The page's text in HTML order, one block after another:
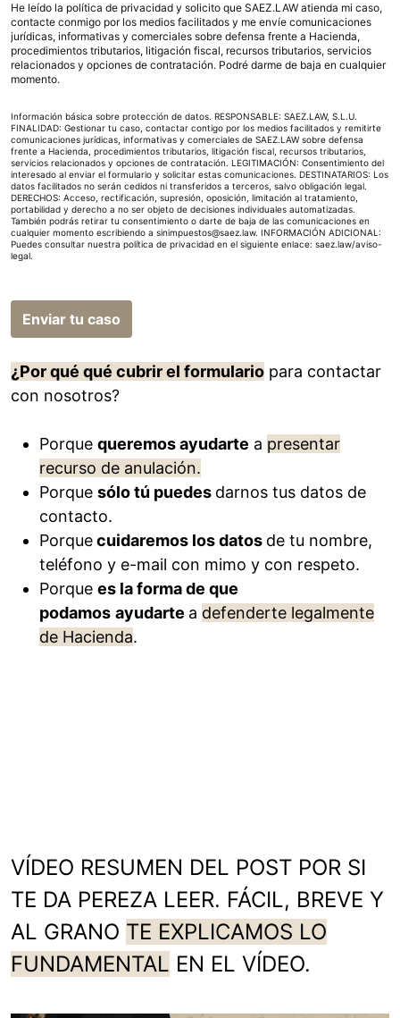
He leído la política de privacidad y solicito que SAEZ.LAW atienda mi caso,
contacte conmigo por los medios facilitados y me envíe comunicaciones
jurídicas, informativas y comerciales sobre defensa frente a Hacienda,
procedimientos tributarios, litigación fiscal, recursos tributarios, servicios
relacionados y opciones de contratación. Podré darme de baja en cualquier
momento.
Información básica sobre protección de datos. RESPONSABLE: SAEZ.LAW, S.L.U.
FINALIDAD: Gestionar tu caso, contactar contigo por los medios facilitados y remitirte
comunicaciones jurídicas, informativas y comerciales de SAEZ.LAW sobre defensa
frente a Hacienda, procedimientos tributarios, litigación fiscal, recursos tributarios,
servicios relacionados y opciones de contratación. LEGITIMACIÓN: Consentimiento del
interesado al enviar el formulario y solicitar estas comunicaciones. DESTINATARIOS: Los
datos facilitados no serán cedidos ni transferidos a terceros, salvo obligación legal.
DERECHOS: Acceso, rectificación, supresión, oposición, limitación al tratamiento,
portabilidad y derecho a no ser objeto de decisiones individuales automatizadas.
También podrás retirar tu consentimiento o darte de baja de las comunicaciones en
cualquier momento escribiendo a sinimpuestos@saez.law. INFORMACIÓN ADICIONAL:
Puedes consultar nuestra política de privacidad en el siguiente enlace: saez.law/aviso-
legal.
Enviar tu caso
¿Por qué qué cubrir el formulario para contactar
con nosotros?
Porque queremos ayudarte a presentar
recurso de anulación.
Porque sólo tú puedes darnos tus datos de
contacto.
Porquecuidaremos los datos de tu nombre,
teléfono y e-mail con mimo y con respeto.
Porque es la forma de que
podamos ayudarte a defenderte legalmente
de Hacienda.
VÍDEO RESUMEN DEL POST POR SI
TE DA PEREZA LEER. FÁCIL, BREVE Y
AL GRANO TE EXPLICAMOS LO
FUNDAMENTAL EN EL VÍDEO.